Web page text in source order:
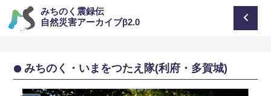
みちのく震録伝
自然災害アーカイブβ2.0
みちのく・いまをつたえ隊(利府・多賀城)